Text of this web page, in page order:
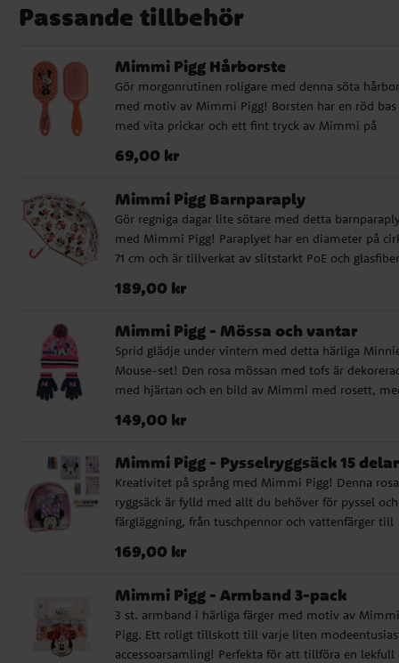
Passande tillbehör
Mimmi Pigg Hårborste
Gör morgonrutinen roligare med denna söta
med motiv av Mimmi Pigg! Borsten har en röd bas
med vita prickar och ett fint tryck av Mimmi på
daglig borstning. ✔️ Längd: ca 22 cm ✔️ Skonsam
Pris :69,00 kr
69,00 kr
Mimmi Pigg Barnparaply
Gör regniga dagar lite sötare med detta
med Mimmi Pigg! Paraplyet har en diameter på
71 cm och är tillverkat av slitstarkt PoE och
designen med Mimmi Pigg gör paraplyet till en
karaktären. ✔️ Diameter: ca 71 cm ✔️ Material: PoE
glasfiber ✔️ Officiellt licensierad produkt
Pris: 189,00 kr
189,00 kr
Mimmi Pigg - Mössa och vantar
Sprid glädje under vintern med detta härliga
Mouse-set! Den rosa mössan med tofs är
med hjärtan och en bild av Mimmi med rosett,
riktigt sött set för små Mimmi-fans. ✔️ Storlek: ca
Material: 100 % akryl ✔️ Officiellt licensierad produkt
Pris: 149,00 kr
149,00 kr
Mimmi Pigg - Pysselryggsäck 15 delar
Kreativitet på språng med Mimmi Pigg! Denna rosa
ryggsäck är fylld med allt du behöver för pyssel och
färgläggning, från tuschpennor och vattenfärger till
för barn som älskar att skapa. ✔️ Innehåller hela 15
m.m. ✔️ Levereras i en söt och praktisk ryggsäck ✔️
Motiv från Mimmi Pigg ✔️ Mått: 23 x 22 x 7 cm.
Pris: 169,00 kr
169,00 kr
Mimmi Pigg - Armband 3-pack
3 st. armband i härliga färger med motiv av Mimmi
Pigg. Ett roligt tillskott till varje liten
accessoarsamling! Perfekta för att tillföra en lekfull